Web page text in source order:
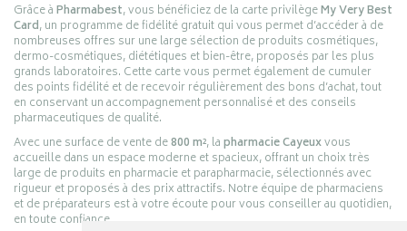
Grâce àPharmabest, vous bénéficiez de la carte privilègeMy Very Best
Card, un programme de fidélité gratuit qui vous permet d’accéder à de
nombreuses offres sur une large sélection de produits cosmétiques,
dermo-cosmétiques, diététiques et bien-être, proposés par les plus
grands laboratoires. Cette carte vous permet également de cumuler
des points fidélité et de recevoir régulièrement des bons d’achat, tout
en conservant un accompagnement personnalisé et des conseils
pharmaceutiques de qualité.
Avec une surface de vente de800 m², lapharmacie Cayeuxvous
accueille dans un espace moderne et spacieux, offrant un choix très
large de produits en pharmacie et parapharmacie, sélectionnés avec
rigueur et proposés à des prix attractifs. Notre équipe de pharmaciens
et de préparateurs est à votre écoute pour vous conseiller au quotidien,
en toute confiance.